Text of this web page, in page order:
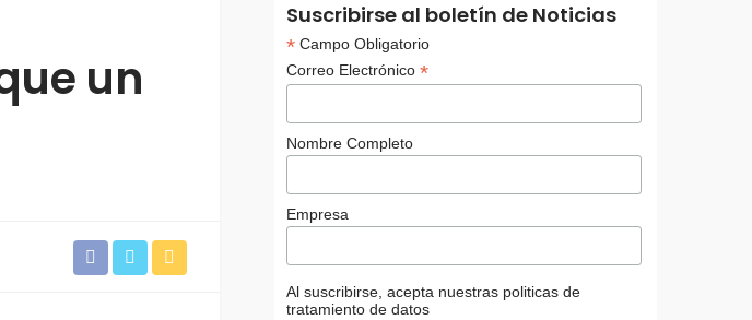
un
Suscribirse al boletín de Noticias
*Campo Obligatorio
Correo Electrónico *
Nombre Completo
Empresa
Al suscribirse, acepta nuestras politicas de
tratamiento de datos